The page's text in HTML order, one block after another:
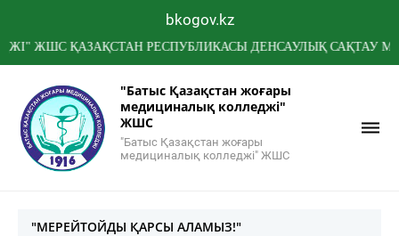
bkogov.kz
ҚАЗАҚСТАН РЕСПУБЛИКАСЫ ДЕНСАУЛЫҚ САҚТАУ
"Батыс Қазақстан жоғары
медициналық колледжі"
ЖШС
"Батыс Қазақстан жоғары
медициналық колледжі" ЖШС
"МЕРЕЙТОЙДЫ ҚАРСЫ АЛАМЫЗ!"